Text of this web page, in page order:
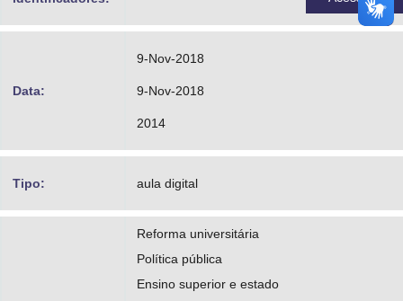
Data:
9-Nov-2018
9-Nov-2018
2014
Tipo: aula digital
Reforma universitária
Política pública
Ensino superior e estado